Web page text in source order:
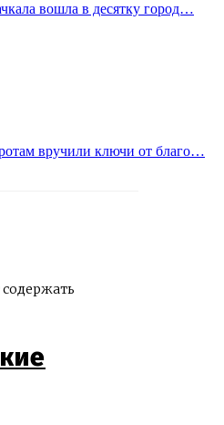
вошла в десятку город…
вручили ключи от благо…